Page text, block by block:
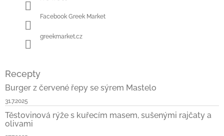
Facebook Greek Market
greekmarket.cz
Recepty
Burger z červené řepy se sýrem Mastelo
31.7.2025
Těstovinová rýže s kuřecím masem, sušenými rajčaty a
olivami